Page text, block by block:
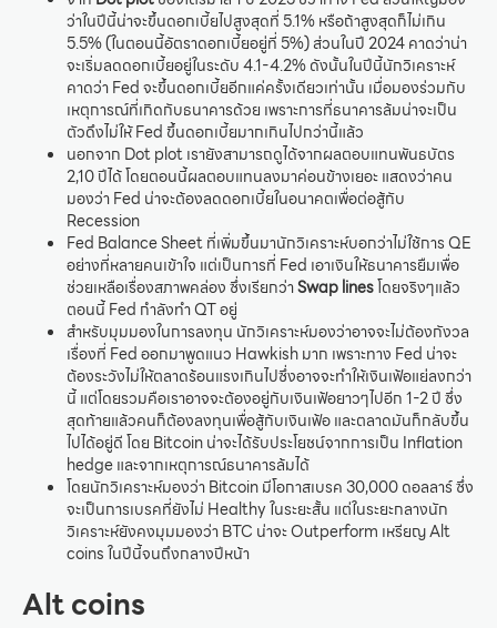
ว่าในปีนี้น่าจะขึ้นดอกเบี้ยไปสูงสุดที่ 5.1% หรือถ้าสูงสุดก็ไม่เกิน
5.5% (ในตอนนี้อัตราดอกเบี้ยอยู่ที่ 5%) ส่วนในปี 2024 คาดว่าน่า
จะเริ่มลดดอกเบี้ยอยู่ในระดับ 4.1-4.2% ดังนั้นในปีนี้นักวิเคราะห์
คาดว่า Fed จะขึ้นดอกเบี้ยอีกแค่ครั้งเดียวเท่านั้น เมื่อมองร่วมกับ
เหตุการณ์ที่เกิดกับธนาคารด้วย เพราะการที่ธนาคารล้มน่าจะเป็น
ตัวดึงไม่ให้ Fed ขึ้นดอกเบี้ยมากเกินไปกว่านี้แล้ว
นอกจาก Dot plot เรายังสามารถดูได้จากผลตอบแทนพันธบัตร
2,10 ปีได้ โดยตอนนี้ผลตอบแทนลงมาค่อนข้างเยอะ แสดงว่าคน
มองว่า Fed น่าจะต้องลดดอกเบี้ยในอนาคตเพื่อต่อสู้กับ
Recession
Fed Balance Sheet ที่เพิ่มขึ้นมานักวิเคราะห์บอกว่าไม่ใช้การ QE
อย่างที่หลายคนเข้าใจ แต่เป็นการที่ Fed เอาเงินให้ธนาคารยืมเพื่อ
ช่วยเหลือเรื่องสภาพคล่อง ซึ่งเรียกว่าSwap linesโดยจริงๆแล้ว
ตอนนี้ Fed กำลังทำ QT อยู่
สำหรับมุมมองในการลงทุน นักวิเคราะห์มองว่าอาจจะไม่ต้องกังวล
เรื่องที่ Fed ออกมาพูดแนว Hawkish มาก เพราะทาง Fed น่าจะ
ต้องระวังไม่ให้ตลาดร้อนแรงเกินไปซึ่งอาจจะทำให้เงินเฟ้อแย่ลงกว่า
นี้ แต่โดยรวมคือเราอาจจะต้องอยู่กับเงินเฟ้อยาวๆไปอีก 1-2 ปี ซึ่ง
สุดท้ายแล้วคนก็ต้องลงทุนเพื่อสู้กับเงินเฟ้อ และตลาดมันก็กลับขึ้น
ไปได้อยู่ดี โดย Bitcoin น่าจะได้รับประโยชน์จากการเป็น Inflation
hedge และจากเหตุการณ์ธนาคารล้มได้
โดยนักวิเคราะห์มองว่า Bitcoin มีโอกาสเบรค 30,000 ดอลลาร์ ซึ่ง
จะเป็นการเบรคที่ยังไม่ Healthy ในระยะสั้น แต่ในระยะกลางนัก
วิเคราะห์ยังคงมุมมองว่า BTC น่าจะ Outperform เหรียญ Alt
coins ในปีนี้จนถึงกลางปีหน้า
Alt coins